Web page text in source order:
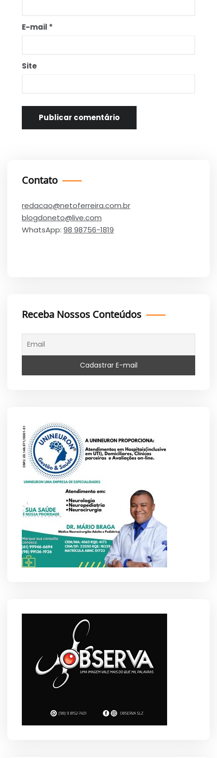
E-mail *
Site
Contato
redacao@netoferreira.com.br
blogdoneto@live.com
WhatsApp: 98 98756-1819
Receba Nossos Conteúdos